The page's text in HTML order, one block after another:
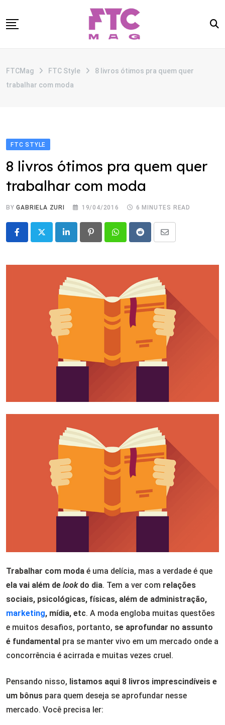
to
CATEGORIAS
FTCMag FTC Style
8 livros ótimos pra quem quer
trabalhar com moda
FTC STYLE
8 livros ótimos pra quem quer
trabalhar com moda
BYGABRIELA ZURI 19/04/2016 6 MINUTES READ
LinkedIn PinterestWhatsappRedditShare
Email
Trabalhar com moda é uma delícia, mas a verdade é que
ela vai além de lookdo dia. Tem a ver com relações
sociais, psicológicas, físicas, além de administração,
marketing, mídia, etc. A moda engloba muitas questões
e muitos desafios, portanto, se aprofundar no assunto
é fundamental pra se manter vivo em um mercado onde a
concorrência é acirrada e muitas vezes cruel.
Pensando nisso, listamos aqui 8 livros imprescindíveis e
um bônus para quem deseja se aprofundar nesse
mercado. Você precisa ler: